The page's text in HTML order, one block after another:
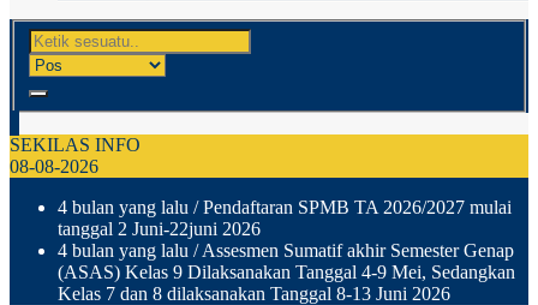
SEKILAS INFO
08-08-2026
4 bulan yang lalu / Pendaftaran SPMB TA 2026/2027 mulai
tanggal 2 Juni-22juni 2026
4 bulan yang lalu / Assesmen Sumatif akhir Semester Genap
(ASAS) Kelas 9 Dilaksanakan Tanggal 4-9 Mei, Sedangkan
Kelas 7 dan 8 dilaksanakan Tanggal 8-13 Juni 2026